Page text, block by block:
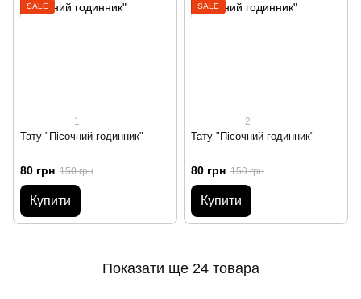
SALE
1
Тату "Пісочний годинник"
80 грн 150 грн
Купити
SALE
2
Тату "Пісочний годинник"
80 грн 150 грн
Купити
Показати ще 24 товара